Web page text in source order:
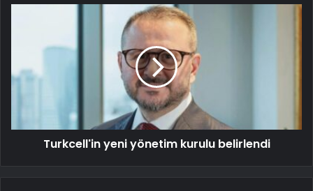
Turkcell'in yeni yönetim kurulu belirlendi